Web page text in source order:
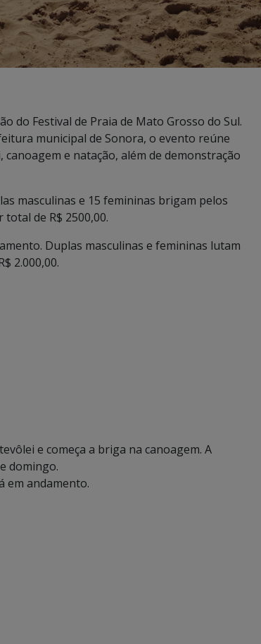
do Festival de Praia de Mato Grosso do Sul.
municipal de Sonora, o evento reúne
e natação, além de demonstração
masculinas e 15 femininas brigam pelos
de R$ 2500,00.
Duplas masculinas e femininas lutam
2.000,00.
e começa a briga na canoagem. A
domingo.
em andamento.